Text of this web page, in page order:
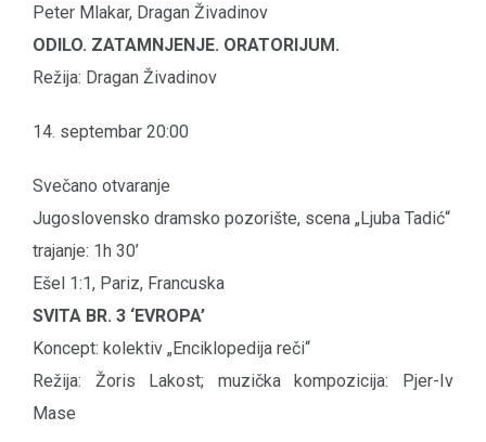
Peter Mlakar, Dragan Živadinov
ODILO. ZATAMNJENJE. ORATORIJUM.
Režija: Dragan Živadinov
14. septembar 20:00
Svečano otvaranje
Jugoslovensko dramsko pozorište, scena „Ljuba Tadić“
trajanje: 1h 30’
Ešel 1:1, Pariz, Francuska
SVITA BR. 3 ‘EVROPA’
Koncept: kolektiv „Enciklopedija reči“
Režija: Žoris Lakost; muzička kompozicija: Pjer-Iv
Mase